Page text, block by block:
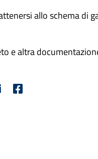
allo schema di
e altra